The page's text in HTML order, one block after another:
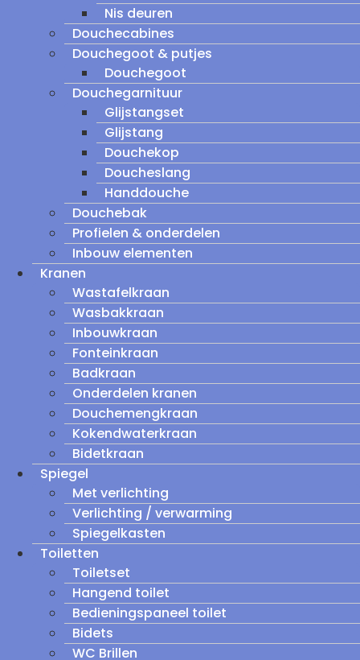
Nis deuren
Douchecabines
Douchegoot & putjes
Douchegoot
Douchegarnituur
Glijstangset
Glijstang
Douchekop
Doucheslang
Handdouche
Douchebak
Profielen & onderdelen
Inbouw elementen
Kranen
Wastafelkraan
Wasbakkraan
Inbouwkraan
Fonteinkraan
Badkraan
Onderdelen kranen
Douchemengkraan
Kokendwaterkraan
Bidetkraan
Spiegel
Met verlichting
Verlichting / verwarming
Spiegelkasten
Toiletten
Toiletset
Hangend toilet
Bedieningspaneel toilet
Bidets
WC Brillen